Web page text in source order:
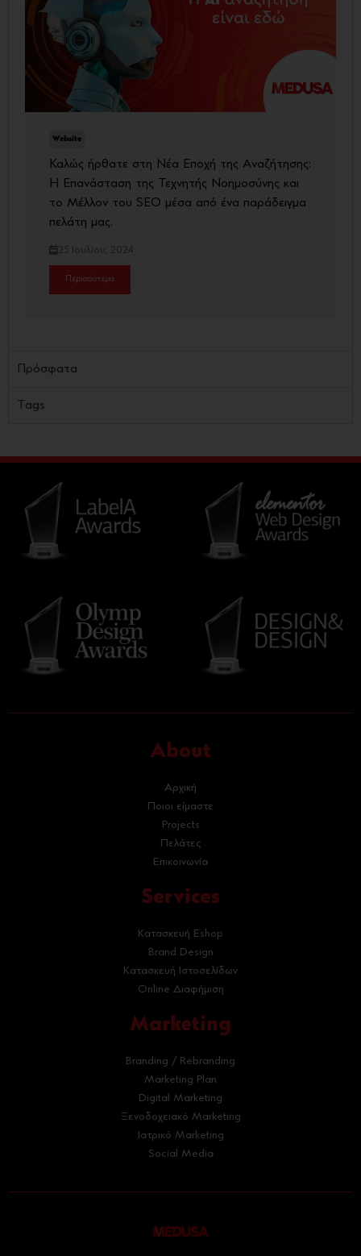
Website
Καλώς ήρθατε στη Νέα Εποχή της Αναζήτησης:
Η Επανάσταση της Τεχνητής Νοημοσύνης και
το Μέλλον του SEO μέσα από ένα παράδειγμα
πελάτη μας.
25 Ιουλίου, 2024
Περισσότερα
Πρόσφατα
Tags
About
Αρχική
Ποιοι είμαστε
Projects
Πελάτες
Επικοινωνία
Services
Κατασκευή Eshop
Brand Design
Κατασκευή Ιστοσελίδων
Online Διαφήμιση
Marketing
Branding / Rebranding
Marketing Plan
Digital Marketing
Ξενοδοχειακό Marketing
Ιατρικό Marketing
Social Media